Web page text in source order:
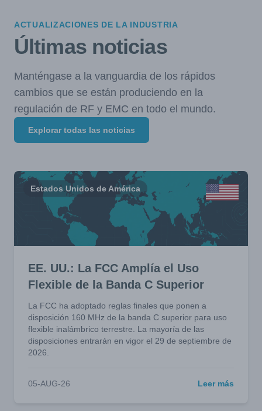
ACTUALIZACIONES DE LA INDUSTRIA
Últimas noticias
Manténgase a la vanguardia de los rápidos
cambios que se están produciendo en la
regulación de RF y EMC en todo el mundo.
Explorar todas las noticias
Estados Unidos de América
EE. UU.: La FCC Amplía el Uso
Flexible de la Banda C Superior
La FCC ha adoptado reglas finales que ponen a
disposición 160 MHz de la banda C superior para uso
flexible inalámbrico terrestre. La mayoría de las
disposiciones entrarán en vigor el 29 de septiembre de
2026.
05-AUG-26 Leer más